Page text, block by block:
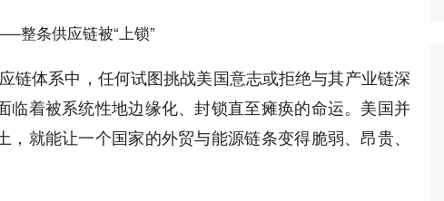
整条供应链被“上锁”
链体系中，任何试图挑战美国意志或拒绝与其产业链深
临着被系统性地边缘化、封锁直至瘫痪的命运。美国并
，就能让一个国家的外贸与能源链条变得脆弱、昂贵、